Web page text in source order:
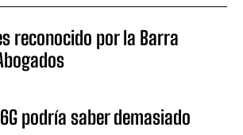
reconocido por la Barra
podría saber demasiado